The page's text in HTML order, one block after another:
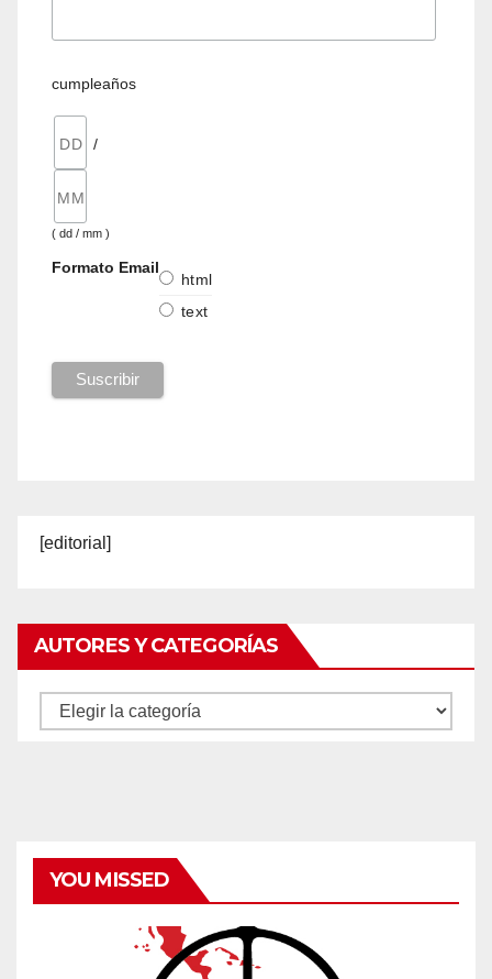
cumpleaños
/
( dd / mm )
Formato Email
html
text
[editorial]
AUTORES Y CATEGORÍAS
Autores
YOU MISSED